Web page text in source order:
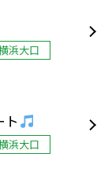
浜大口
ト
浜大口